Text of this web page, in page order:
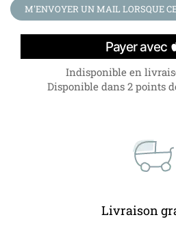
M'ENVOYER UN MAIL LORSQUE
Indisponible en
Disponible dans 2 points
Livraison